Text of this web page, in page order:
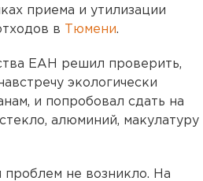
приема и утилизации
в Тюмени.
ЕАН решил проверить,
экологически
и попробовал сдать на
алюминий, макулатуру
не возникло. На